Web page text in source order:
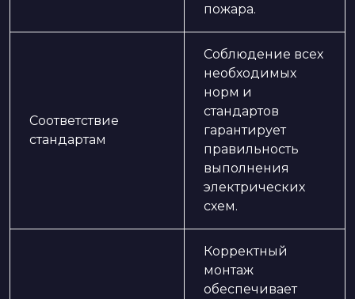
пожара.
Соответствие
стандартам
Соблюдение всех
необходимых
норм и
стандартов
гарантирует
правильность
выполнения
электрических
схем.
Корректный
монтаж
обеспечивает